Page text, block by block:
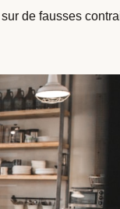
de fausses